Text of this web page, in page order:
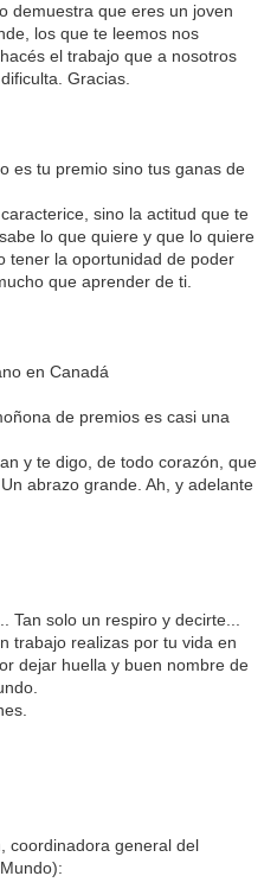
demuestra que eres un joven
los que te leemos nos
el trabajo que a nosotros
Gracias.
es tu premio sino tus ganas de
sino la actitud que te
lo que quiere y que lo quiere
tener la oportunidad de poder
que aprender de ti.
en Canadá
de premios es casi una
y te digo, de todo corazón, que
abrazo grande. Ah, y adelante
Tan solo un respiro y decirte...
trabajo realizas por tu vida en
dejar huella y buen nombre de
coordinadora general del